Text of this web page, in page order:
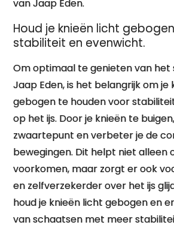
van Jaap Eden.
Houd je knieën licht
stabiliteit en evenwicht.
Om optimaal te genieten van het
Jaap Eden, is het belangrijk om je
gebogen te houden voor
op het ijs. Door je knieën te
zwaartepunt en verbeter je de
bewegingen. Dit helpt niet alleen
voorkomen, maar zorgt er ook
en zelfverzekerder over het ijs
houd je knieën licht gebogen en
van schaatsen met meer